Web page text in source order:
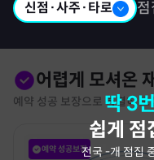
신점·사주·타로
딱 3
쉽게 점
전국-개 점집
어렵게 모셔온
예약 성공 보장으로 특별히
예약 성공보장